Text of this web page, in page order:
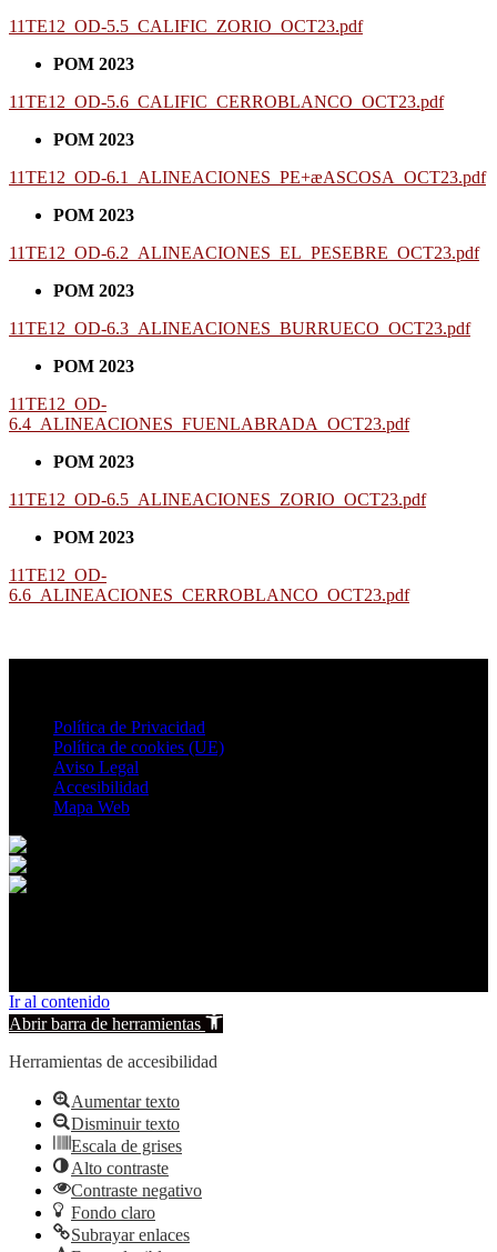
11TE12_OD-5.5_CALIFIC_ZORIO_OCT23.pdf
POM 2023
11TE12_OD-5.6_CALIFIC_CERROBLANCO_OCT23.pdf
POM 2023
11TE12_OD-6.1_ALINEACIONES_PE+æASCOSA_OCT23.pdf
POM 2023
11TE12_OD-6.2_ALINEACIONES_EL_PESEBRE_OCT23.pdf
POM 2023
11TE12_OD-6.3_ALINEACIONES_BURRUECO_OCT23.pdf
POM 2023
11TE12_OD-
6.4_ALINEACIONES_FUENLABRADA_OCT23.pdf
POM 2023
11TE12_OD-6.5_ALINEACIONES_ZORIO_OCT23.pdf
POM 2023
11TE12_OD-
6.6_ALINEACIONES_CERROBLANCO_OCT23.pdf
Política de Privacidad
Política de cookies (UE)
Aviso Legal
Accesibilidad
Mapa Web
Ir al contenido
Abrir barra de herramientas
Herramientas de accesibilidad
Aumentar texto
Disminuir texto
Escala de grises
Alto contraste
Contraste negativo
Fondo claro
Subrayar enlaces